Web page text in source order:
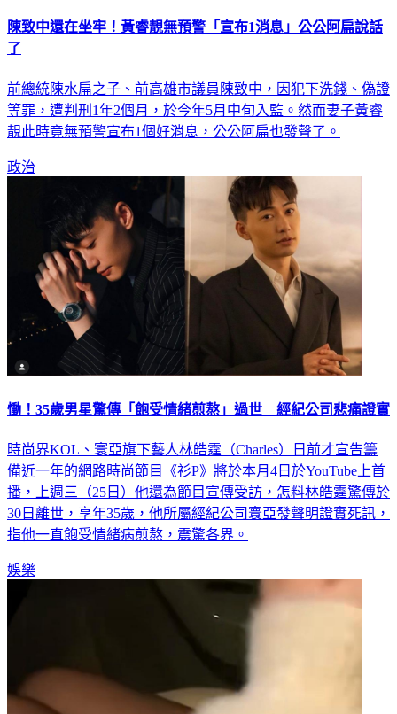
陳致中還在坐牢！黃睿靚無預警「宣布1消息」公公阿扁說話
了
前總統陳水扁之子、前高雄市議員陳致中，因犯下洗錢、偽證
等罪，遭判刑1年2個月，於今年5月中旬入監。然而妻子黃睿
靚此時竟無預警宣布1個好消息，公公阿扁也發聲了。
政治
慟！35歲男星驚傳「飽受情緒煎熬」過世 經紀公司悲痛證實
時尚界KOL、寰亞旗下藝人林皓霆（Charles）日前才宣告籌
備近一年的網路時尚節目《衫P》將於本月4日於YouTube上首
播，上週三（25日）他還為節目宣傳受訪，怎料林皓霆驚傳於
30日離世，享年35歲，他所屬經紀公司寰亞發聲明證實死訊，
指他一直飽受情緒病煎熬，震驚各界。
娛樂